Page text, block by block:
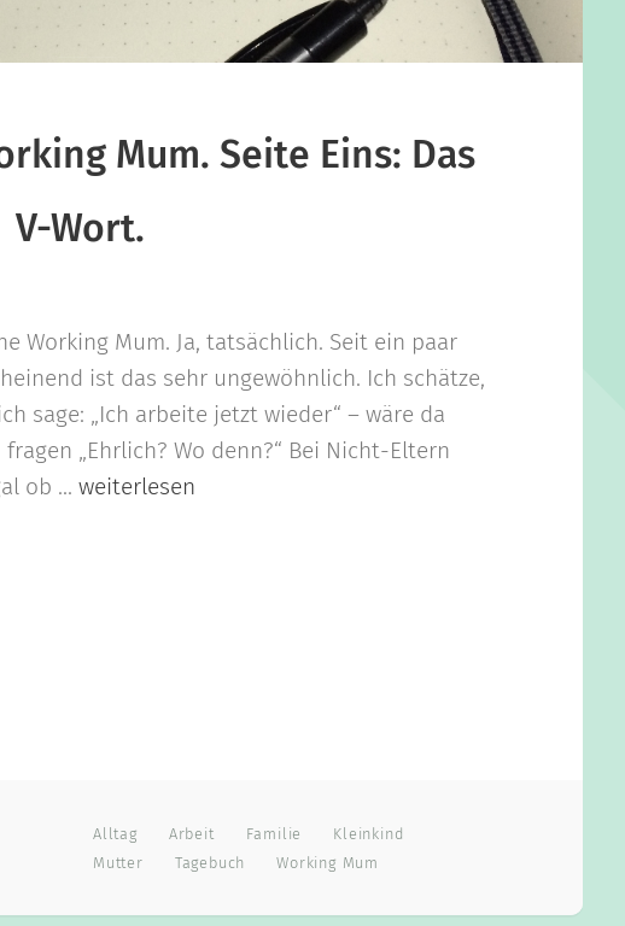
Mum. Seite Eins: Das
V-Wort.
Working Mum. Ja, tatsächlich. Seit ein paar
ist das sehr ungewöhnlich. Ich schätze,
sage: „Ich arbeite jetzt wieder“ – wäre da
„Ehrlich? Wo denn?“ Bei Nicht-Eltern
ob ... weiterlesen
Alltag Arbeit Familie
Kleinkind
Mutter
Tagebuch Working Mum